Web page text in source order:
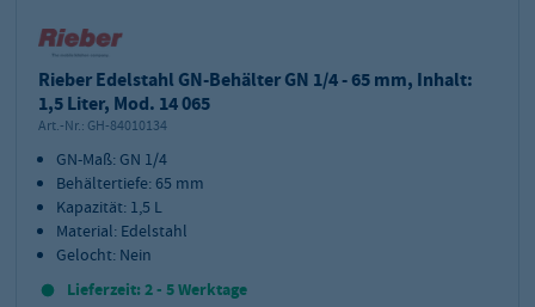
Rieber Edelstahl GN-Behälter GN 1/4 - 65 mm, Inhalt:
1,5 Liter, Mod. 14 065
Art.-Nr.: GH-84010134
GN-Maß: GN 1/4
Behältertiefe: 65 mm
Kapazität: 1,5 L
Material: Edelstahl
Gelocht: Nein
Lieferzeit: 2 - 5 Werktage